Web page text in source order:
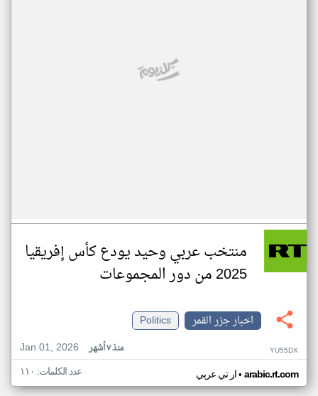
منتخب عربي وحيد يودع كأس إفريقيا
2025 من دور المجموعات
اخبار جزر القمر
Politics
Jan 01, 2026
منذ ٧ أشهر YU55DX
ار تي عربي• arabic.rt.com عدد الكلمات: ١١٠